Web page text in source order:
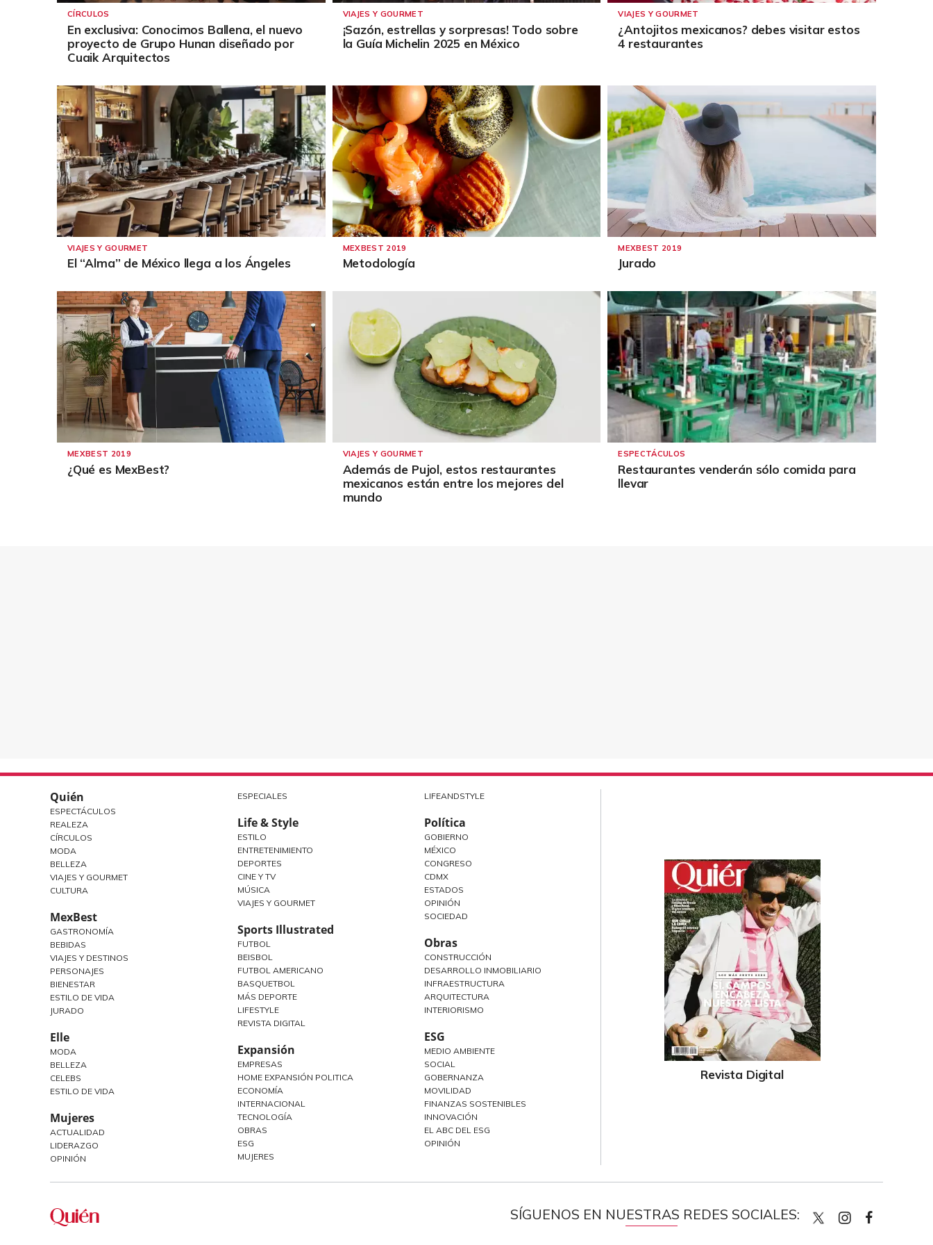
CÍRCULOS
En exclusiva: Conocimos Ballena, el nuevo
proyecto de Grupo Hunan diseñado por
Cuaik Arquitectos
VIAJES Y GOURMET
¡Sazón, estrellas y sorpresas! Todo sobre
la Guía Michelin 2025 en México
VIAJES Y GOURMET
¿Antojitos mexicanos? debes visitar estos
4 restaurantes
VIAJES Y GOURMET
El “Alma” de México llega a los Ángeles
MEXBEST 2019
Metodología
MEXBEST 2019
Jurado
MEXBEST 2019
¿Qué es MexBest?
VIAJES Y GOURMET
Además de Pujol, estos restaurantes
mexicanos están entre los mejores del
mundo
ESPECTÁCULOS
Restaurantes venderán sólo comida para
llevar
Quién
ESPECTÁCULOS
REALEZA
CÍRCULOS
MODA
BELLEZA
VIAJES Y GOURMET
CULTURA
MexBest
GASTRONOMÍA
BEBIDAS
VIAJES Y DESTINOS
PERSONAJES
BIENESTAR
ESTILO DE VIDA
JURADO
Elle
MODA
BELLEZA
CELEBS
ESTILO DE VIDA
Mujeres
ACTUALIDAD
LIDERAZGO
OPINIÓN
ESPECIALES
Life & Style
ESTILO
ENTRETENIMIENTO
DEPORTES
CINE Y TV
MÚSICA
VIAJES Y GOURMET
Sports Illustrated
FUTBOL
BEISBOL
FUTBOL AMERICANO
BASQUETBOL
MÁS DEPORTE
LIFESTYLE
REVISTA DIGITAL
Expansión
EMPRESAS
HOME EXPANSIÓN POLITICA
ECONOMÍA
INTERNACIONAL
TECNOLOGÍA
OBRAS
ESG
MUJERES
LIFEANDSTYLE
Política
GOBIERNO
MÉXICO
CONGRESO
CDMX
ESTADOS
OPINIÓN
SOCIEDAD
Obras
CONSTRUCCIÓN
DESARROLLO INMOBILIARIO
INFRAESTRUCTURA
ARQUITECTURA
INTERIORISMO
ESG
MEDIO AMBIENTE
SOCIAL
GOBERNANZA
MOVILIDAD
FINANZAS SOSTENIBLES
INNOVACIÓN
EL ABC DEL ESG
OPINIÓN
Revista Digital
SÍGUENOS EN NUESTRAS REDES SOCIALES: quiencom